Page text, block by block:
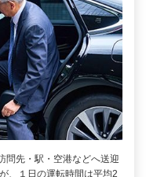
問先・駅・空港などへ送迎
、１日の運転時間は平均2